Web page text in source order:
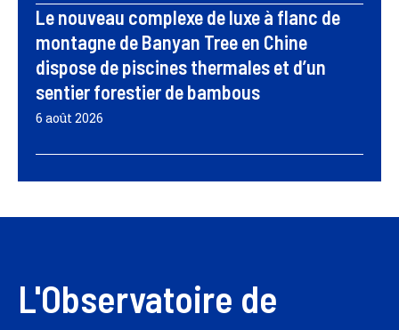
Le nouveau complexe de luxe à flanc de
montagne de Banyan Tree en Chine
dispose de piscines thermales et d’un
sentier forestier de bambous
6 août 2026
L'Observatoire de